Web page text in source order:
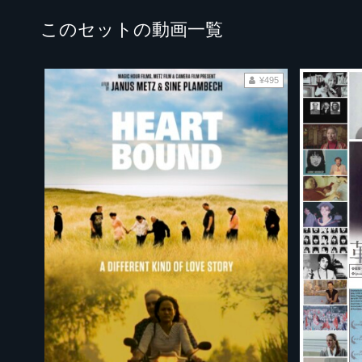
このセットの動画一覧
¥495